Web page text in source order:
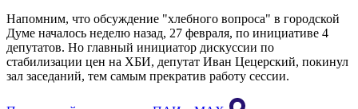
Напомним, что обсуждение "хлебного вопроса" в городской
Думе началось неделю назад, 27 февраля, по инициативе 4
депутатов. Но главный инициатор дискуссии по
стабилизации цен на ХБИ, депутат Иван Цецерский, покинул
зал заседаний, тем самым прекратив работу сессии.